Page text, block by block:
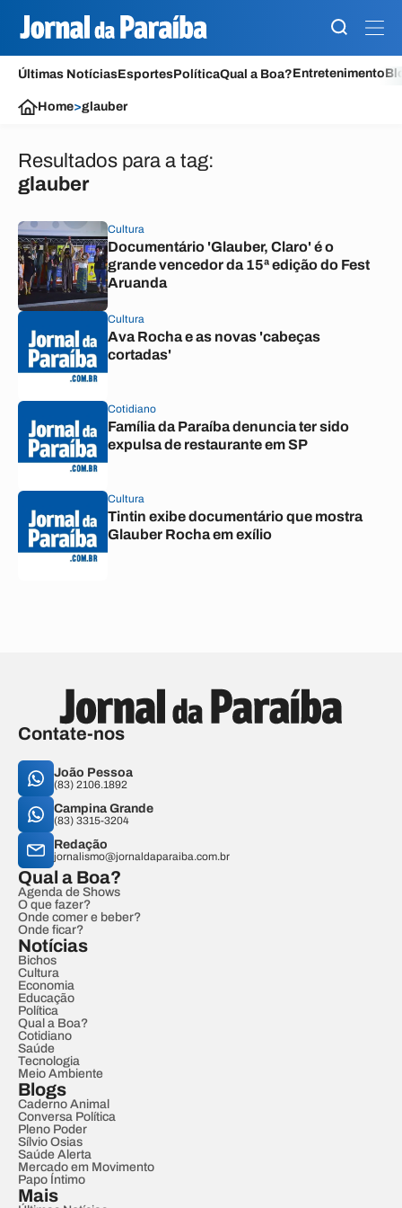
Últimas NotíciasEsportesPolíticaQual a Boa?Entretenimento
Home>glauber
Resultados para a tag:
glauber
Cultura
Documentário 'Glauber, Claro' é o
grande vencedor da 15ª edição do Fest
Aruanda
Cultura
Ava Rocha e as novas 'cabeças
cortadas'
Cotidiano
Família da Paraíba denuncia ter sido
expulsa de restaurante em SP
Cultura
Tintin exibe documentário que mostra
Glauber Rocha em exílio
Contate-nos
João Pessoa
(83) 2106.1892
Campina Grande
(83) 3315-3204
Redação
jornalismo@jornaldaparaiba.com.br
Qual a Boa?
Agenda de Shows
O que fazer?
Onde comer e beber?
Onde ficar?
Notícias
Bichos
Cultura
Economia
Educação
Política
Qual a Boa?
Cotidiano
Saúde
Tecnologia
Meio Ambiente
Blogs
Caderno Animal
Conversa Política
Pleno Poder
Sílvio Osias
Saúde Alerta
Mercado em Movimento
Papo Íntimo
Mais